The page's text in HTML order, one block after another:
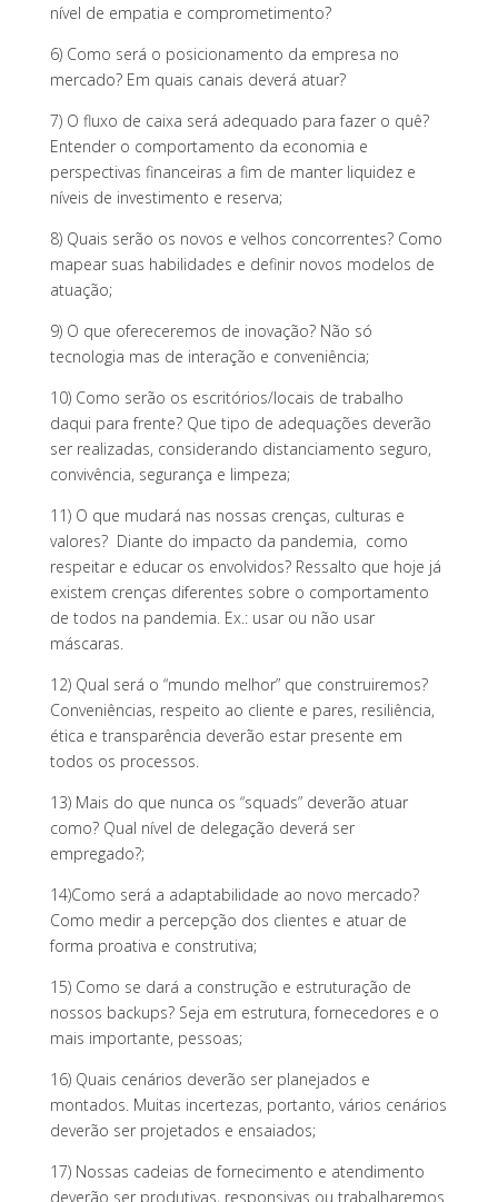
nível de empatia e comprometimento?
6) Como será o posicionamento da empresa no
mercado? Em quais canais deverá atuar?
7) O fluxo de caixa será adequado para fazer o quê?
Entender o comportamento da economia e
perspectivas financeiras a fim de manter liquidez e
níveis de investimento e reserva;
8) Quais serão os novos e velhos concorrentes? Como
mapear suas habilidades e definir novos modelos de
atuação;
9) O que ofereceremos de inovação? Não só
tecnologia mas de interação e conveniência;
10) Como serão os escritórios/locais de trabalho
daqui para frente? Que tipo de adequações deverão
ser realizadas, considerando distanciamento seguro,
convivência, segurança e limpeza;
11) O que mudará nas nossas crenças, culturas e
valores? Diante do impacto da pandemia, como
respeitar e educar os envolvidos? Ressalto que hoje já
existem crenças diferentes sobre o comportamento
de todos na pandemia. Ex.: usar ou não usar
máscaras.
12) Qual será o “mundo melhor” que construiremos?
Conveniências, respeito ao cliente e pares, resiliência,
ética e transparência deverão estar presente em
todos os processos.
13) Mais do que nunca os “squads” deverão atuar
como? Qual nível de delegação deverá ser
empregado?;
14)Como será a adaptabilidade ao novo mercado?
Como medir a percepção dos clientes e atuar de
forma proativa e construtiva;
15) Como se dará a construção e estruturação de
nossos backups? Seja em estrutura, fornecedores e o
mais importante, pessoas;
16) Quais cenários deverão ser planejados e
montados. Muitas incertezas, portanto, vários cenários
deverão ser projetados e ensaiados;
17) Nossas cadeias de fornecimento e atendimento
deverão ser produtivas, responsivas ou trabalharemos